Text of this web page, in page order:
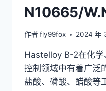
N10665/
作者 fly99fox 2024 年
Hastelloy B-2在化学
控制领域中有着广泛
盐酸、磷酸、醋酸等